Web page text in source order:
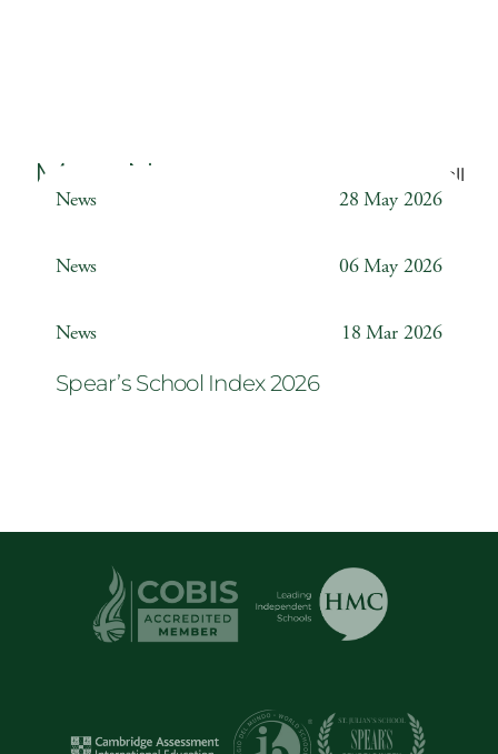
More News Back to all
News 28 May 2026
News 06 May 2026
News 18 Mar 2026
Spear’s School Index 2026